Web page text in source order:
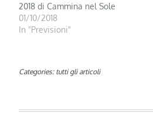
2018 di Cammina nel Sole
01/10/2018
In "Previsioni"
Categories: tutti gli articoli